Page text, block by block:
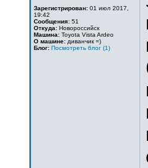
Зарегистрирован: 01 июл 2017,
19:42
Сообщения: 51
Откуда: Новороссийск
Машина: Toyota Vista Ardeo
О машине: диванчик =)
Блог: Посмотреть блог (1)